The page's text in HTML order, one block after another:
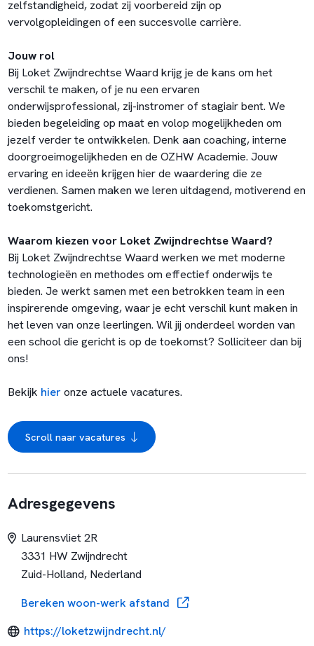
zelfstandigheid, zodat zij voorbereid zijn op
vervolgopleidingen of een succesvolle carrière.
Jouw rol
Bij Loket Zwijndrechtse Waard krijg je de kans om het
verschil te maken, of je nu een ervaren
onderwijsprofessional, zij-instromer of stagiair bent. We
bieden begeleiding op maat en volop mogelijkheden om
jezelf verder te ontwikkelen. Denk aan coaching, interne
doorgroeimogelijkheden en de OZHW Academie. Jouw
ervaring en ideeën krijgen hier de waardering die ze
verdienen. Samen maken we leren uitdagend, motiverend en
toekomstgericht.
Waarom kiezen voor Loket Zwijndrechtse Waard?
Bij Loket Zwijndrechtse Waard werken we met moderne
technologieën en methodes om effectief onderwijs te
bieden. Je werkt samen met een betrokken team in een
inspirerende omgeving, waar je echt verschil kunt maken in
het leven van onze leerlingen. Wil jij onderdeel worden van
een school die gericht is op de toekomst? Solliciteer dan bij
ons!
Bekijk hieronze actuele vacatures.
Scroll naar vacatures
Adresgegevens
Laurensvliet 2R
3331 HW Zwijndrecht
Zuid-Holland, Nederland
Bereken woon-werk afstand
https://loketzwijndrecht.nl/